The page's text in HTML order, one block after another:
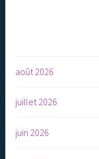
août 2026
juillet 2026
juin 2026